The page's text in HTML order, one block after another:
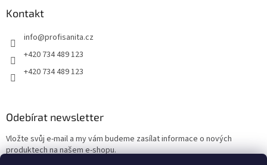
Kontakt
info@profisanita.cz
+420 734 489 123
+420 734 489 123
Odebírat newsletter
Vložte svůj e-mail a my vám budeme zasílat informace o nových
produktech na našem e-shopu.